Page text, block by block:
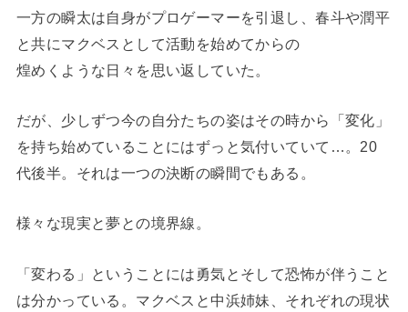
一方の瞬太は自身がプロゲーマーを引退し、春斗や潤平
と共にマクベスとして活動を始めてからの
煌めくような日々を思い返していた。
だが、少しずつ今の自分たちの姿はその時から「変化」
を持ち始めていることにはずっと気付いていて…。20
代後半。それは一つの決断の瞬間でもある。
様々な現実と夢との境界線。
「変わる」ということには勇気とそして恐怖が伴うこと
は分かっている。マクベスと中浜姉妹、それぞれの現状